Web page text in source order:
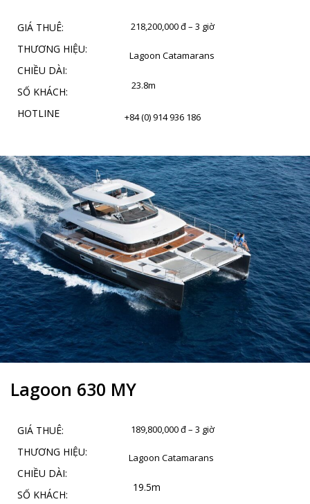
GIÁ THUÊ:
THƯƠNG HIỆU:
CHIỀU DÀI:
SỐ KHÁCH:
HOTLINE
218,200,000 đ – 3 giờ
Lagoon Catamarans
23.8m
+84 (0) 914 936 186
Lagoon 630 MY
GIÁ THUÊ:
THƯƠNG HIỆU:
CHIỀU DÀI:
SỐ KHÁCH:
189,800,000 đ – 3 giờ
Lagoon Catamarans
19.5m